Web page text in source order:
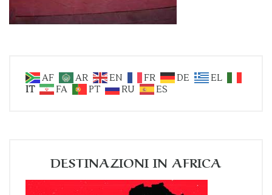
AF AR EN FR DE
EL
IT
FA PT RU ES
DESTINAZIONI IN AFRICA